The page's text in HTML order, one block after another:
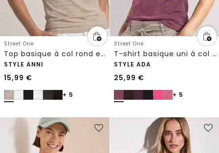
Street One
Top basique à col rond en couleur unie
STYLE ANNI
15,99 €
+ 5
Street One
T-shirt basique uni à col cœur
STYLE ADA
25,99 €
+ 5